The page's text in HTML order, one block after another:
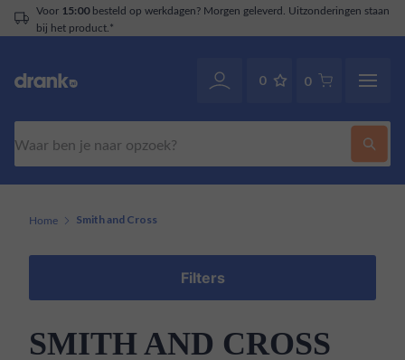
Voor 15:00besteld op werkdagen? Morgen geleverd. Uitzonderingen staan
bij het product.*
0 0
Home Smith and Cross
Filters
SMITH AND CROSS